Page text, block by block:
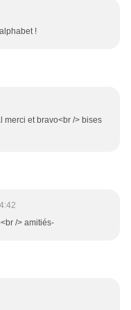
!
merci et bravo<br /> bises
/> amitiés-